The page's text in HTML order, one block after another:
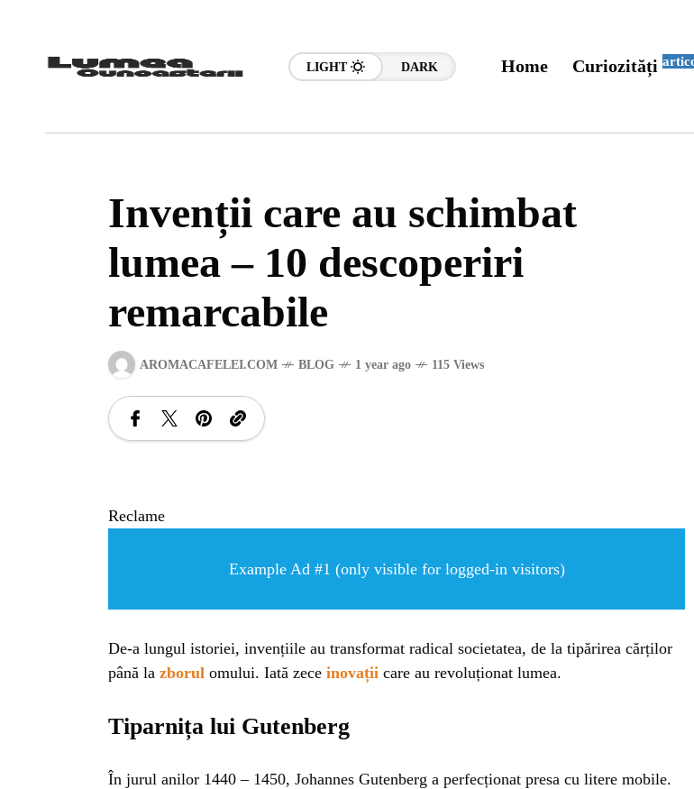
LIGHT DARK Home Curiozități
Invenții care au schimbat
lumea – 10 descoperiri
remarcabile
AROMACAFELEI.COM BLOG 1 year ago 115 Views
Reclame
Example Ad #1 (only visible for logged-in visitors)
De-a lungul istoriei, invențiile au transformat radical societatea, de la tipărirea cărților
până la zborul omului. Iată zece inovații care au revoluționat lumea.
Tiparnița lui Gutenberg
În jurul anilor 1440 – 1450, Johannes Gutenberg a perfecționat presa cu litere mobile.